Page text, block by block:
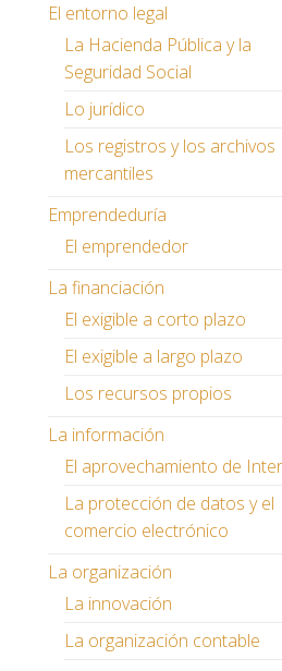
El entorno legal
La Hacienda Pública y la
Seguridad Social
Lo jurídico
Los registros y los archivos
mercantiles
Emprendeduría
El emprendedor
La financiación
El exigible a corto plazo
El exigible a largo plazo
Los recursos propios
La información
El aprovechamiento de
La protección de datos y el
comercio electrónico
La organización
La innovación
La organización contable